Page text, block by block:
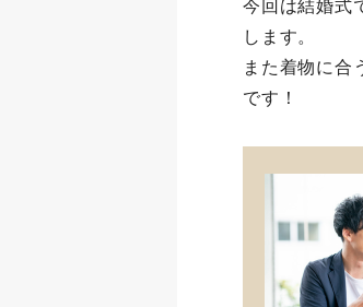
今回は結婚式
します。
また着物に合
です！